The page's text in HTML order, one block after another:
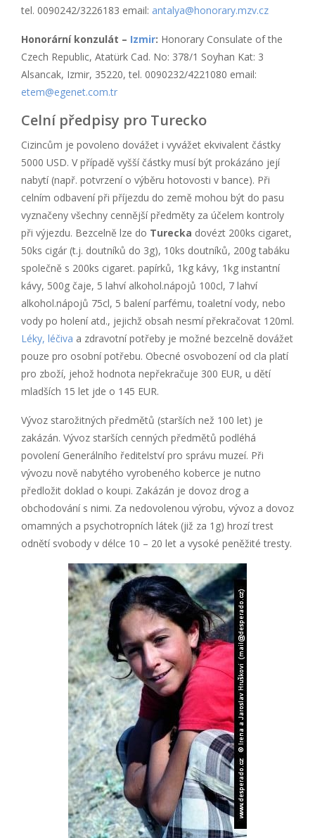
tel. 0090242/3226183 email: antalya@honorary.mzv.cz
Honorární konzulát – Izmir: Honorary Consulate of the
Czech Republic, Atatürk Cad. No: 378/1 Soyhan Kat: 3
Alsancak, Izmir, 35220, tel. 0090232/4221080 email:
etem@egenet.com.tr
Celní předpisy pro Turecko
Cizincům je povoleno dovážet i vyvážet ekvivalent částky
5000 USD. V případě vyšší částky musí být prokázáno její
nabytí (např. potvrzení o výběru hotovosti v bance). Při
celním odbavení při příjezdu do země mohou být do pasu
vyznačeny všechny cennější předměty za účelem kontroly
při výjezdu. Bezcelně lze do Turecka dovézt 200ks cigaret,
50ks cigár (t.j. doutníků do 3g), 10ks doutníků, 200g tabáku
společně s 200ks cigaret. papírků, 1kg kávy, 1kg instantní
kávy, 500g čaje, 5 lahví alkohol.nápojů 100cl, 7 lahví
alkohol.nápojů 75cl, 5 balení parfému, toaletní vody, nebo
vody po holení atd., jejichž obsah nesmí překračovat 120ml.
Léky, léčiva a zdravotní potřeby je možné bezcelně dovážet
pouze pro osobní potřebu. Obecné osvobození od cla platí
pro zboží, jehož hodnota nepřekračuje 300 EUR, u dětí
mladších 15 let jde o 145 EUR.
Vývoz starožitných předmětů (starších než 100 let) je
zakázán. Vývoz starších cenných předmětů podléhá
povolení Generálního ředitelství pro správu muzeí. Při
vývozu nově nabytého vyrobeného koberce je nutno
předložit doklad o koupi. Zakázán je dovoz drog a
obchodování s nimi. Za nedovolenou výrobu, vývoz a dovoz
omamných a psychotropních látek (již za 1g) hrozí trest
odnětí svobody v délce 10 – 20 let a vysoké peněžité tresty.